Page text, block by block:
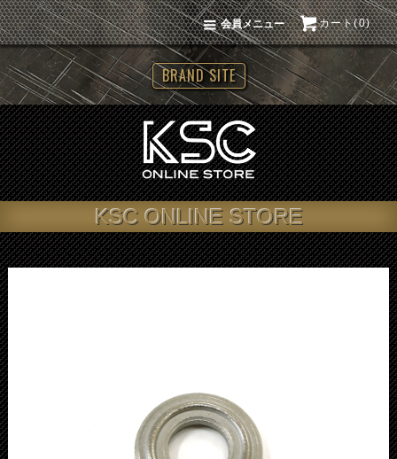
カート(0)
会員メニュー
BRAND SITE
KSC ONLINE STORE